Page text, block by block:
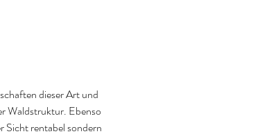
dieser Art und
Waldstruktur. Ebenso
Sicht rentabel sondern